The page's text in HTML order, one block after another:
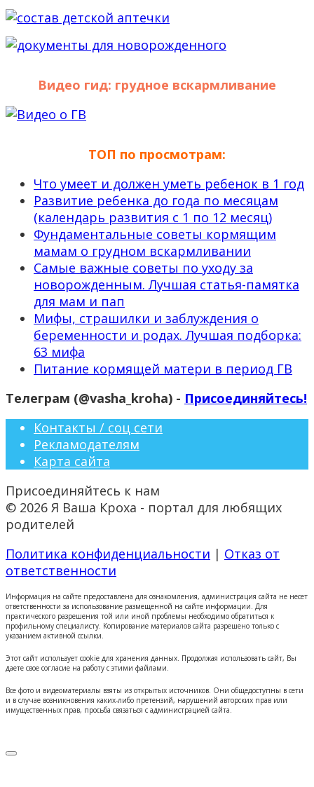
Видео гид: грудное вскармливание
ТОП по просмотрам:
Что умеет и должен уметь ребенок в 1 год
Развитие ребенка до года по месяцам
(календарь развития с 1 по 12 месяц)
Фундаментальные советы кормящим
мамам о грудном вскармливании
Самые важные советы по уходу за
новорожденным. Лучшая статья-памятка
для мам и пап
Мифы, страшилки и заблуждения о
беременности и родах. Лучшая подборка:
63 мифа
Питание кормящей матери в период ГВ
Телеграм (@vasha_kroha) - Присоединяйтесь!
Контакты / соц сети
Рекламодателям
Карта сайта
Присоединяйтесь к нам
© 2026 Я Ваша Кроха - портал для любящих
родителей
Политика конфиденциальности | Отказ от
ответственности
Информация на сайте предоставлена для ознакомления, администрация сайта не несет
ответственности за использование размещенной на сайте информации. Для
практического разрешения той или иной проблемы необходимо обратиться к
профильному специалисту. Копирование материалов сайта разрешено только с
указанием активной ссылки.
Этот сайт использует cookie для хранения данных. Продолжая использовать сайт, Вы
даете свое согласие на работу с этими файлами.
Все фото и видеоматериалы взяты из открытых источников. Они общедоступны в сети
и в случае возникновения каких-либо претензий, нарушений авторских прав или
имущественных прав, просьба связаться с администрацией сайта.